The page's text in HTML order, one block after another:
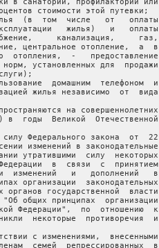
стоимости этой путевки;
(в  том  числе   от   оплаты
жилья)   и   оплаты
канализация,     газ,
центральное отопление,  а  в
отопления,  -   предоставление
установленных для  продажи
домашним  телефоном  и
жилья независимо  от  вида
на совершеннолетних
в  годы  Великой  Отечественной
Федерального закона  от  22
изменений в законодательные
утратившими  силу  некоторых
в  связи  с  принятием
изменений   и   дополнений   в
организации  законодательных
органов государственной  власти
общих принципах  организации
Федерации",  по  отношению  к
некоторые  противоречия  и
с изменениями,  внесенными
семей  репрессированных  в